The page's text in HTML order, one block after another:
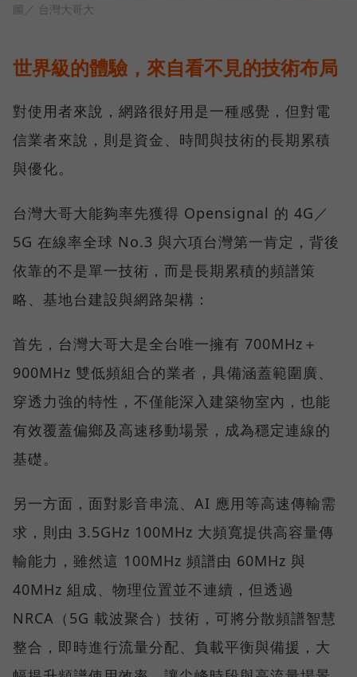
圖／ 台灣大哥大
世界級的體驗，來自看不見的技術布局
對使用者來說，網路很好用是一種感覺，但對電
信業者來說，則是資金、時間與技術的長期累積
與優化。
台灣大哥大能夠率先獲得 Opensignal 的 4G／
5G 在線率全球 No.3 與六項台灣第一肯定，背後
依靠的不是單一技術，而是長期累積的頻譜策
略、基地台建設與網路架構：
首先，台灣大哥大是全台唯一擁有 700MHz＋
900MHz 雙低頻組合的業者，具備涵蓋範圍廣、
穿透力強的特性，不僅能深入建築物室內，也能
有效覆蓋偏鄉及高速移動場景，成為穩定連線的
基礎。
另一方面，面對影音串流、AI 應用等高速傳輸需
求，則由 3.5GHz 100MHz 大頻寬提供高容量傳
輸能力，雖然這 100MHz 頻譜由 60MHz 與
40MHz 組成、物理位置並不連續，但透過
NRCA（5G 載波聚合）技術，可將分散頻譜智慧
整合，即時進行流量分配、負載平衡與備援，大